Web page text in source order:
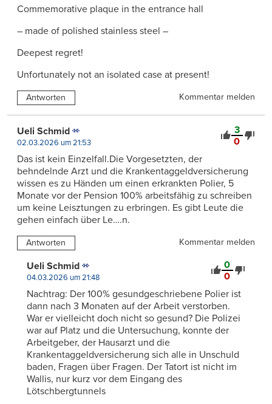
Commemorative plaque in the entrance hall
– made of polished stainless steel –
Deepest regret!
Unfortunately not an isolated case at present!
Antworten Kommentar melden
3
0
Ueli Schmid
02.03.2026 um 21:53
Das ist kein Einzelfall.Die Vorgesetzten, der
behndelnde Arzt und die Krankentaggeldversicherung
wissen es zu Händen um einen erkrankten Polier, 5
Monate vor der Pension 100% arbeitsfähig zu schreiben
um keine Leisztungen zu erbringen. Es gibt Leute die
gehen einfach über Le….n.
Antworten Kommentar melden
0
0
Ueli Schmid
04.03.2026 um 21:48
Nachtrag: Der 100% gesundgeschriebene Polier ist
dann nach 3 Monaten auf der Arbeit verstorben.
War er vielleicht doch nicht so gesund? Die Polizei
war auf Platz und die Untersuchung, konnte der
Arbeitgeber, der Hausarzt und die
Krankentaggeldversicherung sich alle in Unschuld
baden, Fragen über Fragen. Der Tatort ist nicht im
Wallis, nur kurz vor dem Eingang des
Lötschbergtunnels